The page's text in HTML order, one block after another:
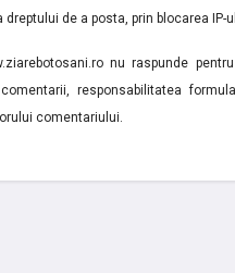
de a posta, prin blocarea IP-
nu raspunde
responsabilitatea
comentariului.